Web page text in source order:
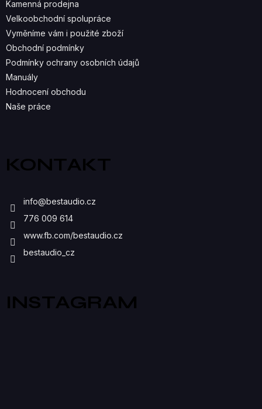
R
V
Kamenná prodejna
Velkoobchodní spolupráce
Vyměníme vám i použité zboží
Obchodní podmínky
Podmínky ochrany osobních údajů
Manuály
Hodnocení obchodu
Naše práce
KONTAKT
info@bestaudio.cz
776 009 614
www.fb.com/bestaudio.cz
bestaudio_cz
INSTAGRAM